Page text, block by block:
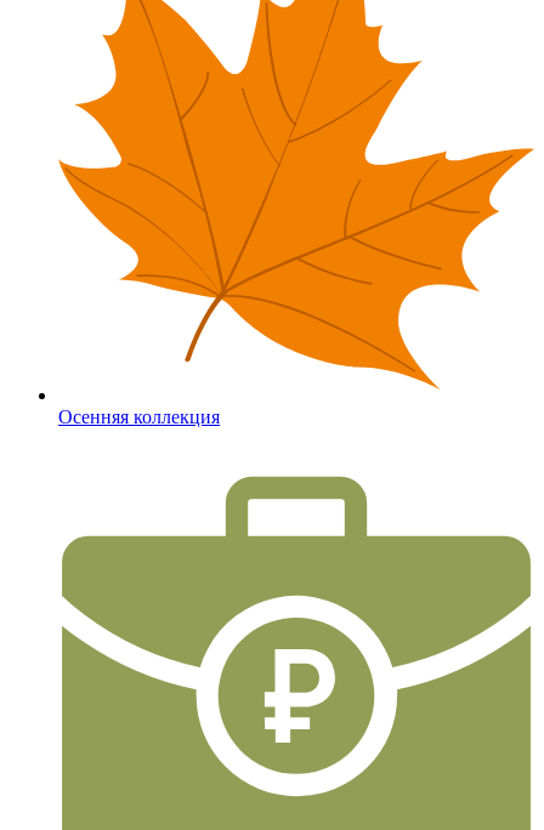
Осенняя коллекция